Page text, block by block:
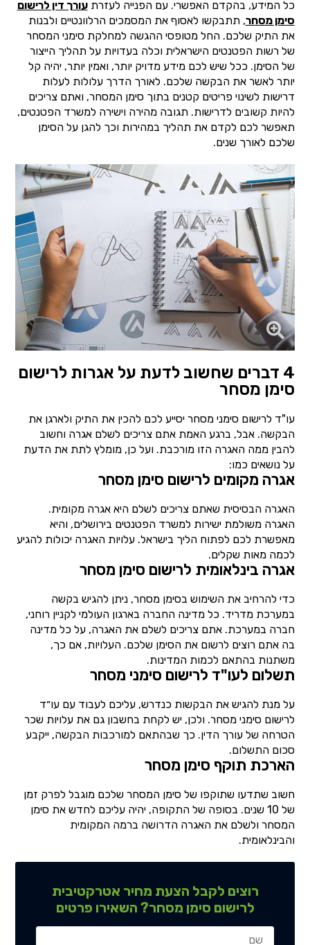
כל המידע, בהקדם האפשרי. עם הפנייה לעזרתעורך דין לרישום
סימן מסחר, תתבקשו לאסוף את המסמכים הרלוונטיים ולבנות
את התיק שלכם. החל מטופסי ההגשה למחלקת סימני המסחר
של רשות הפטנטים הישראלית וכלה בעדויות על תהליך הייצור
של הסימן. ככל שיש לכם מידע מדויק יותר, ואמין יותר, יהיה קל
יותר לאשר את הבקשה שלכם. לאורך הדרך עלולות לעלות
דרישות לשינוי פריטים קטנים בתוך סימן המסחר, ואתם צריכים
להיות קשובים לדרישות. תגובה מהירה וישירה למשרד הפטנטים,
תאפשר לכם לקדם את תהליך במהירות וכך להגן על הסימן
שלכם לאורך שנים.
4 דברים שחשוב לדעת על אגרות לרישום
סימן מסחר
עו"ד לרישום סימני מסחר יסייע לכם להכין את התיק ולארגן את
הבקשה. אבל, ברגע האמת אתם צריכים לשלם אגרה וחשוב
להבין ממה האגרה הזו מורכבת. ועל כן, מומלץ לתת את הדעת
על נושאים כמו:
אגרה מקומים לרישום סימן מסחר
האגרה הבסיסית שאתם צריכים לשלם היא אגרה מקומית.
האגרה משולמת ישירות למשרד הפטנטים בירושלים, והיא
מאפשרת לכם לפתוח הליך בישראל. עלויות האגרה יכולות להגיע
לכמה מאות שקלים.
אגרה בינלאומית לרישום סימן מסחר
כדי להרחיב את השימוש בסימן מסחר, ניתן להגיש בקשה
במערכת מדריד. כל מדינה החברה בארגון העולמי לקניין רוחני,
חברה במערכת. אתם צריכים לשלם את האגרה, על כל מדינה
בה אתם רוצים לרשום את הסימן שלכם. העלויות, אם כך,
משתנות בהתאם לכמות המדינות.
תשלום לעו"ד לרישום סימני מסחר
על מנת להגיש את הבקשות כנדרש, עליכם לעבוד עם עו״ד
לרישום סימני מסחר. ולכן, יש לקחת בחשבון גם את עלויות שכר
הטרחה של עורך הדין. כך שבהתאם למורכבות הבקשה, ייקבע
סכום התשלום.
הארכת תוקף סימן מסחר
חשוב שתדעו שתוקפו של סימן המסחר שלכם מוגבל לפרק זמן
של 10 שנים. בסופה של התקופה, יהיה עליכם לחדש את סימן
המסחר ולשלם את האגרה הדרושה ברמה המקומית
והבינלאומית.
רוצים לקבל הצעת מחיר אטרקטיבית
לרישום סימן מסחר? השאירו פרטים